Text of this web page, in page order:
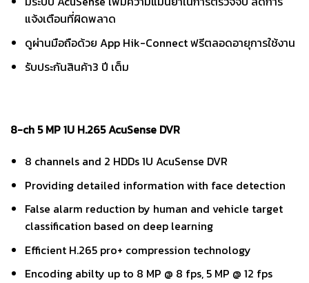
แจ้งเตือนที่ผิดพลาด
ดูผ่านมือถือด้วย App Hik-Connect ฟรีตลอดอายุการใช้งาน
รับประกันสินค้า3 ปี เต็ม
8-ch 5 MP 1U H.265 AcuSense DVR
8 channels and 2 HDDs 1U AcuSense DVR
Providing detailed information with face detection
False alarm reduction by human and vehicle target
classification based on deep learning
Efficient H.265 pro+ compression technology
Encoding abilty up to 8 MP @ 8 fps, 5 MP @ 12 fps